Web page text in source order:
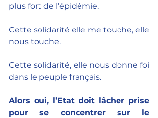
plus fort de l’épidémie.
Cette solidarité elle me touche, elle
nous touche.
Cette solidarité, elle nous donne foi
dans le peuple français.
Alors oui, l’Etat doit lâcher prise
pour se concentrer sur le